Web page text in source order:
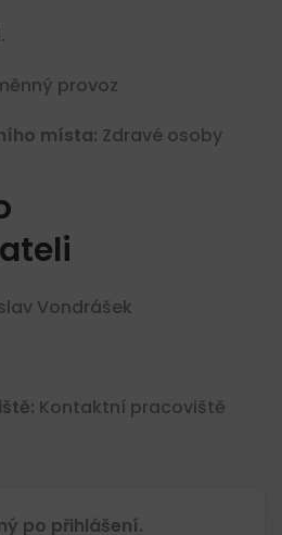
provoz
místa: Zdravé osoby
Vondrášek
Kontaktní pracoviště
po přihlášení.